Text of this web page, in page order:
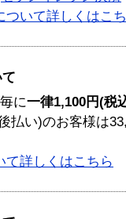
ついて詳しくはこ
に一律1,100円(税
払い)のお客様は
て詳しくはこちら